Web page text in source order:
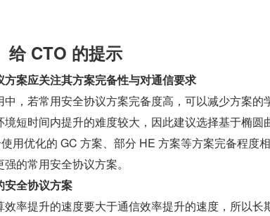
给 CTO 的提示
案应关注其方案完备性与对通信要求
，若常用安全协议方案完备度高，可以减少方案的
短时间内提升的难度较大，因此建议选择基于椭圆
用优化的 GC 方案、部分 HE 方案等方案完备程度
的常用安全协议方案。
安全协议方案
率提升的速度要大于通信效率提升的速度，所以长